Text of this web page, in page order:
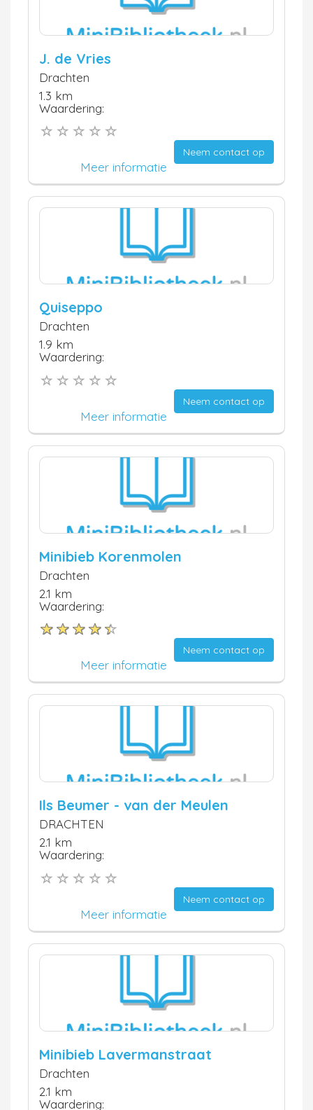
J. de Vries
Drachten
1.3 km
Waardering:
Neem contact op
Meer informatie
Quiseppo
Drachten
1.9 km
Waardering:
Neem contact op
Meer informatie
Minibieb Korenmolen
Drachten
2.1 km
Waardering:
Neem contact op
Meer informatie
Ils Beumer - van der Meulen
DRACHTEN
2.1 km
Waardering:
Neem contact op
Meer informatie
Minibieb Lavermanstraat
Drachten
2.1 km
Waardering: